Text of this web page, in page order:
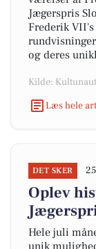
Jægerspris
Frederik
og deres
Kilde: Kultunaut
Læs hele
DET SKER
Oplev
Hele juli
unik